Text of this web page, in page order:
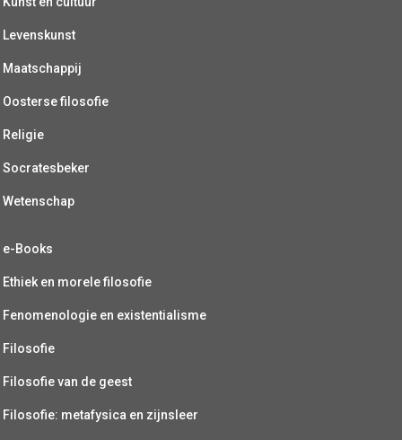
Levenskunst
Maatschappij
Oosterse filosofie
Religie
Socratesbeker
Wetenschap
e-Books
Ethiek en morele filosofie
Fenomenologie en existentialisme
Filosofie
Filosofie van de geest
Filosofie: metafysica en zijnsleer